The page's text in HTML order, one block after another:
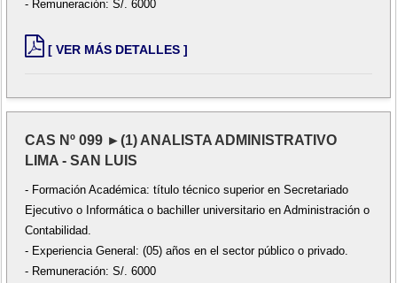
- Remuneración: S/. 6000
[ VER MÁS DETALLES ]
CAS Nº 099 ►(1) ANALISTA ADMINISTRATIVO
LIMA - SAN LUIS
- Formación Académica: título técnico superior en Secretariado
Ejecutivo o Informática o bachiller universitario en Administración o
Contabilidad.
- Experiencia General: (05) años en el sector público o privado.
- Remuneración: S/. 6000